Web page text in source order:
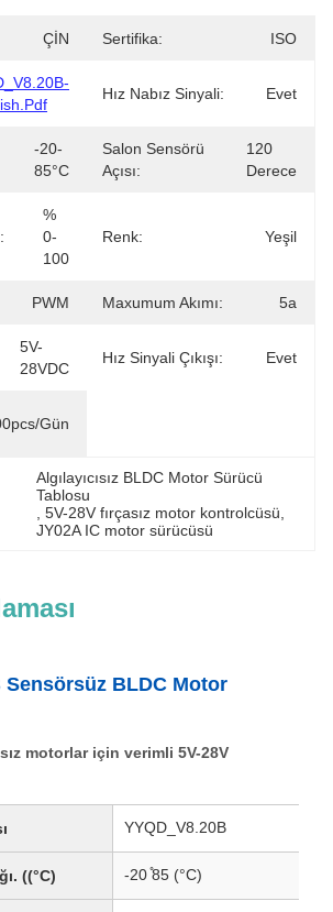
ÇİN Sertifika: ISO
Hız Nabız Sinyali: Evet
-20-
85°C
Salon Sensörü
Açısı:
120
Derece
%
0-
100
Renk: Yeşil
PWM Maxumum Akımı: 5a
5V-
28VDC
Hız Sinyali Çıkışı: Evet
gün
Algılayıcısız BLDC Motor Sürücü
Tablosu
, 5V-28V fırçasız motor kontrolcüsü
JY02A IC motor sürücüsü
Sensörsüz BLDC Motor
motorlar için verimli 5V-28V
YYQD_V8.20B
((°C) -20 ̊85 (°C)